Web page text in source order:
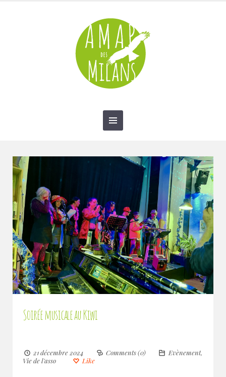
contact@amap-des-milans.fr
Soirée musicale au Kiwi
21 décembre 2024 Comments (0) Evènement,
Vie de l'asso
Like